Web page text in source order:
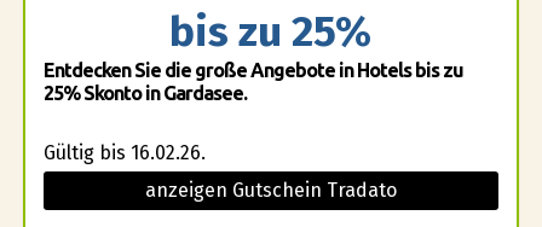
bis zu 25%
Entdecken Sie die große Angebote in Hotels bis zu
25% Skonto in Gardasee.
Gültig bis 16.02.26.
anzeigen Gutschein Tradato